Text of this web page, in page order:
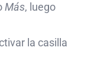
Más, luego
la casilla